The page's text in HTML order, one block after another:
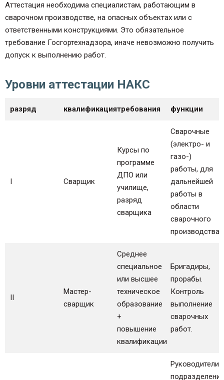
Аттестация необходима специалистам, работающим в
сварочном производстве, на опасных объектах или с
ответственными конструкциями. Это обязательное
требование Госгортехнадзора, иначе невозможно получить
допуск к выполнению работ.
Уровни аттестации НАКС
разряд квалификациятребования функции
I Сварщик
Курсы по
программе
ДПО или
училище,
разряд
сварщика
Сварочные
(электро- и
газо-)
работы, для
дальнейшей
работы в
области
сварочного
производства
II
Мастер-
сварщик
Среднее
специальное
или высшее
техническое
образование
+
повышение
квалификации
Бригадиры,
прорабы.
Контроль
выполнение
сварочных
работ.
Руководители